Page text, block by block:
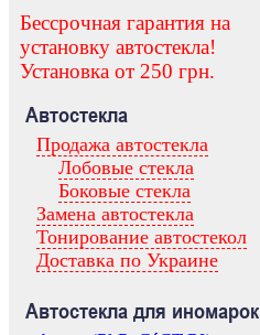
Бессрочная гарантия на
установку автостекла!
Установка от 250 грн.
Автостекла
Продажа автостекла
Лобовые стекла
Боковые стекла
Замена автостекла
Тонирование автостекол
Доставка по Украине
Автостекла для иномарок